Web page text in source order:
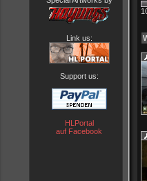
Link us:
Support us:
HLPortal
auf Facebook